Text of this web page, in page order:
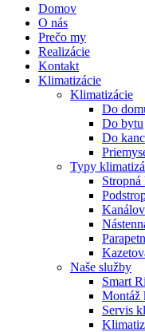
Domov
O nás
Prečo my
Realizácie
Kontakt
Klimatizácie
Klimatizácie
Do
Do bytu
Do
Typy
Stropná
Naše služby
Smart
Montáž
Servis